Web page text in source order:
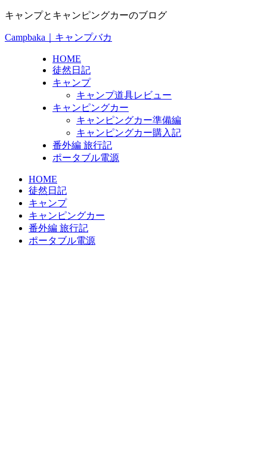
キャンプとキャンピングカーのブログ
Campbaka｜キャンプバカ
HOME
徒然日記
キャンプ
キャンプ道具レビュー
キャンピングカー
キャンピングカー準備編
キャンピングカー購入記
番外編 旅行記
ポータブル電源
HOME
徒然日記
キャンプ
キャンピングカー
番外編 旅行記
ポータブル電源